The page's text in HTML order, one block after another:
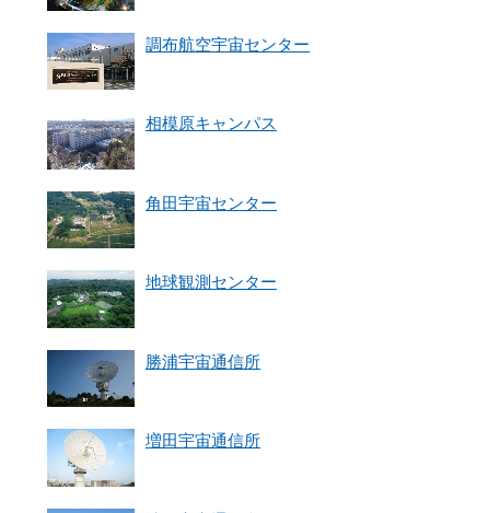
調布航空宇宙センター
相模原キャンパス
角田宇宙センター
地球観測センター
勝浦宇宙通信所
増田宇宙通信所